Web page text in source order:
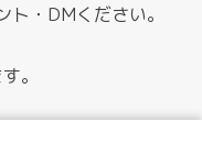
・DMください。
。